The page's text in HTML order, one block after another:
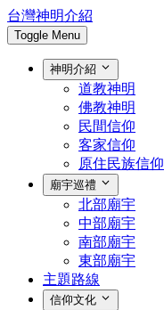
台灣神明介紹
Toggle Menu
神明介紹
道教神明
佛教神明
民間信仰
客家信仰
原住民族信仰
廟宇巡禮
北部廟宇
中部廟宇
南部廟宇
東部廟宇
主題路線
信仰文化